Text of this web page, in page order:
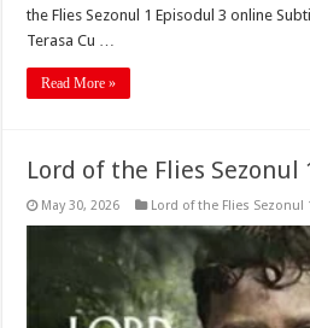
the Flies Sezonul 1 Episodul 3 online
Terasa Cu …
Read More »
Lord of the Flies Sezonul
May 30, 2026 Lord of the Flies Sezonul